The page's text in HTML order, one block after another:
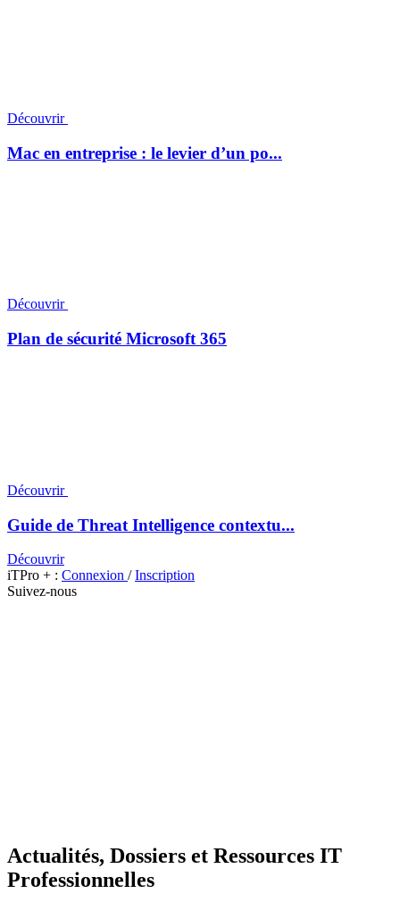
Découvrir
Mac en entreprise : le levier d’un po...
Découvrir
Plan de sécurité Microsoft 365
Découvrir
Guide de Threat Intelligence contextu...
Découvrir
iTPro + : Connexion /Inscription
Suivez-nous
Actualités, Dossiers et Ressources IT
Professionnelles